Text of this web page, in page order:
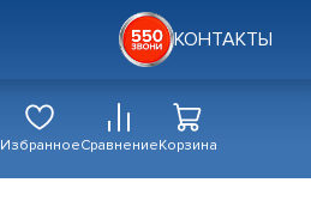
КОНТАКТЫ
ИзбранноеСравнениеКорзина